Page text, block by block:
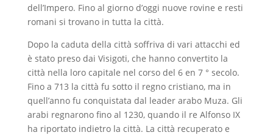
dell’Impero. Fino al giorno d’oggi nuove rovine e resti
romani si trovano in tutta la città.
Dopo la caduta della città soffriva di vari attacchi ed
è stato preso dai Visigoti, che hanno convertito la
città nella loro capitale nel corso del 6 en 7 ° secolo.
Fino a 713 la città fu sotto il regno cristiano, ma in
quell’anno fu conquistata dal leader arabo Muza. Gli
arabi regnarono fino al 1230, quando il re Alfonso IX
ha riportato indietro la città. La città recuperato e